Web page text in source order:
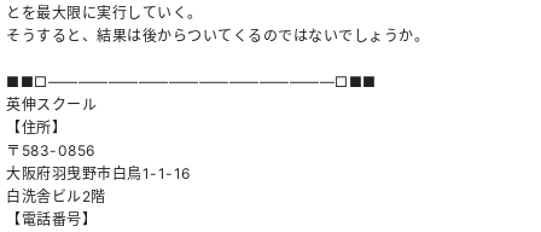
とを最大限に実行していく。
そうすると、結果は後からついてくるのではないでしょうか。
■■□―――――――――――――――――――□■■
英伸スクール
【住所】
〒583-0856
大阪府羽曳野市白鳥1-1-16
白洗舎ビル2階
【電話番号】